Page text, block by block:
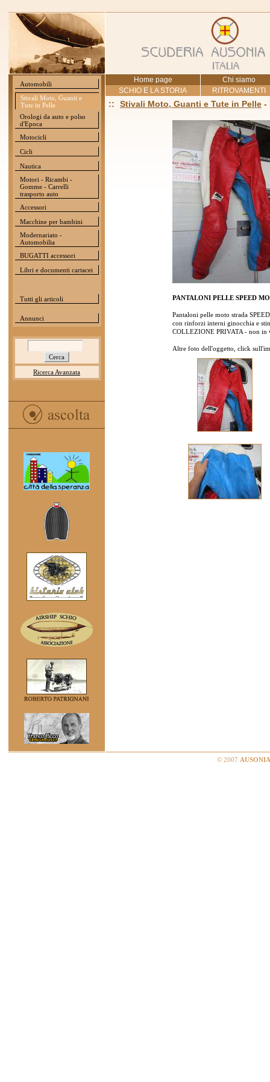
Automobili
Stivali Moto, Guanti e
Tute in Pelle
Orologi da auto e polso
d'Epoca
Motocicli
Cicli
Nautica
Motori - Ricambi -
Gomme - Carrelli
trasporto auto
Accessori
Macchine per bambini
Modernariato -
Automobilia
BUGATTI accessori
Libri e documenti cartacei
Tutti gli articoli
Annunci
Ricerca Avanzata
Home page
Chi siamo
SCHIO E LA STORIA
RITROVAMENTI
:: Stivali Moto, Guanti e Tute in Pelle -
PANTALONI PELLE SPEED
Pantaloni pelle moto strada
con rinforzi interni ginocchia e
COLLEZIONE PRIVATA - non in
Altre foto dell'oggetto, click
© 2007